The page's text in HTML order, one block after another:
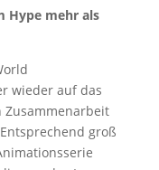
Hype mehr als
wieder auf das
Zusammenarbeit
groß